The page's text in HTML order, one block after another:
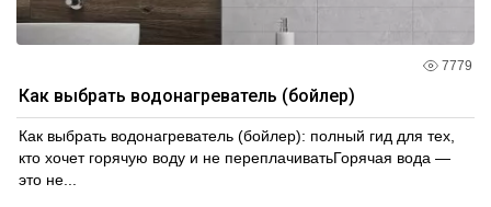
7779
Как выбрать водонагреватель (бойлер)
Как выбрать водонагреватель (бойлер): полный гид для тех,
кто хочет горячую воду и не переплачиватьГорячая вода —
это не...